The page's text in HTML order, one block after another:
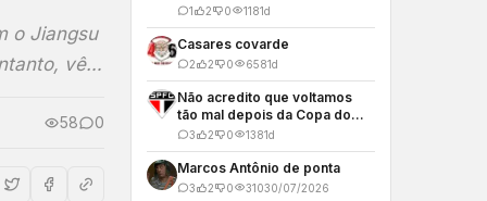
o Jiangsu
vê…
58 0
1 2 0 1181d
Casares covarde
2 2 0 6581d
Não acredito que voltamos
tão mal depois da Copa do
Mundo
3 2 0 1381d
Marcos Antônio de ponta
3 2 0 31030/07/2026